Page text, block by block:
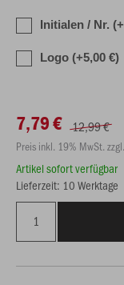
Initialen / Nr.
Logo (+5,00 €)
7,79 € 12,99 €
Preis inkl. 19% MwSt.
Artikel sofort verfügbar
Lieferzeit: 10 Werktage